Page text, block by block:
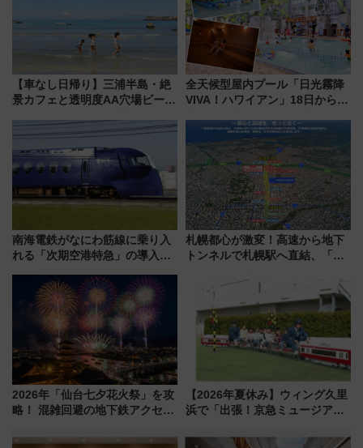
れるべき世界の旅先』
【車なし日帰り】三浦半島・絶
景カフェと透明度AA穴場ビーチ
用してストレスフリー旅へ行こ
全天候型屋内プール「日光霧降
VIVA！ハワイアン」18日から営
ァミリーから大人まで幅広い世
代が一日中楽しる夏のリゾート
を楽しんで
南海電鉄がなにわ筋線に乗り入
れる「次期空港特急」の導入を
日本初の鉄道デザイン
札幌都心が激変！高速から地下
トンネルで札幌駅へ直結、「創
から本格着工、延長4.8km整備
2026年「仙台七夕花火祭」を攻
略！ 混雑回避の地下鉄アクセス
火前に楽しむ仙台観光ルートま
【2026年夏休み】ウィング久里
浜で「出張！京急ミュージア
ラリーや子ども制服撮影も